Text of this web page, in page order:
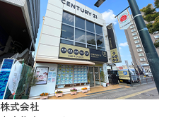
株式会社